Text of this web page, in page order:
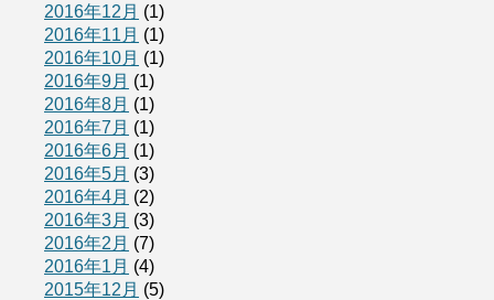
2016年12月 (1)
2016年11月 (1)
2016年10月 (1)
2016年9月 (1)
2016年8月 (1)
2016年7月 (1)
2016年6月 (1)
2016年5月 (3)
2016年4月 (2)
2016年3月 (3)
2016年2月 (7)
2016年1月 (4)
2015年12月 (5)